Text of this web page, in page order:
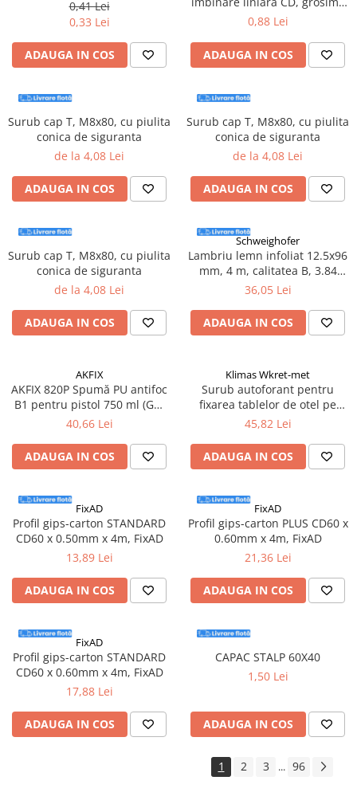
0,41 Lei
0,33 Lei
ADAUGA IN COS
0.50mm - 50 bucati/cutie
0,88 Lei
ADAUGA IN COS
Surub cap T, M8x80, cu piulita
conica de siguranta
de la 4,08 Lei
ADAUGA IN COS
Surub cap T, M8x80, cu piulita
conica de siguranta
de la 4,08 Lei
ADAUGA IN COS
Surub cap T, M8x80, cu piulita
conica de siguranta
de la 4,08 Lei
ADAUGA IN COS
Schweighofer
Lambriu lemn infoliat 12.5x96
mm, 4 m, calitatea B, 3.84
mp/pachet, Schweighofer
36,05 Lei
ADAUGA IN COS
AKFIX
AKFIX 820P Spumă PU antifoc
B1 pentru pistol 750 ml (GW
850 g)
40,66 Lei
ADAUGA IN COS
Klimas Wkret-met
Surub autoforant pentru
fixarea tablelor de otel pe
suport de lemn, 4,8x35mm,
Klimas Wkret-met
45,82 Lei
ADAUGA IN COS
FixAD
Profil gips-carton STANDARD
CD60 x 0.50mm x 4m, FixAD
13,89 Lei
ADAUGA IN COS
FixAD
Profil gips-carton PLUS CD60 x
0.60mm x 4m, FixAD
21,36 Lei
ADAUGA IN COS
FixAD
Profil gips-carton STANDARD
CD60 x 0.60mm x 4m, FixAD
17,88 Lei
ADAUGA IN COS
CAPAC STALP 60X40
1,50 Lei
ADAUGA IN COS
1 2 3 ... 96